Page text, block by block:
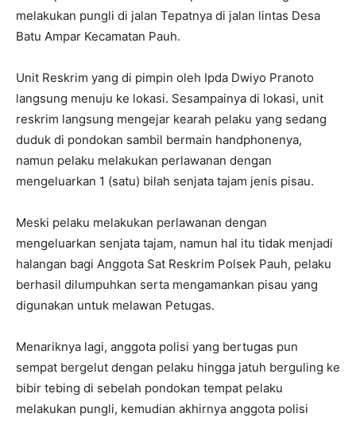
melakukan pungli di jalan Tepatnya di jalan lintas Desa
Batu Ampar Kecamatan Pauh.
Unit Reskrim yang di pimpin oleh Ipda Dwiyo Pranoto
langsung menuju ke lokasi. Sesampainya di lokasi, unit
reskrim langsung mengejar kearah pelaku yang sedang
duduk di pondokan sambil bermain handphonenya,
namun pelaku melakukan perlawanan dengan
mengeluarkan 1 (satu) bilah senjata tajam jenis pisau.
Meski pelaku melakukan perlawanan dengan
mengeluarkan senjata tajam, namun hal itu tidak menjadi
halangan bagi Anggota Sat Reskrim Polsek Pauh, pelaku
berhasil dilumpuhkan serta mengamankan pisau yang
digunakan untuk melawan Petugas.
Menariknya lagi, anggota polisi yang bertugas pun
sempat bergelut dengan pelaku hingga jatuh berguling ke
bibir tebing di sebelah pondokan tempat pelaku
melakukan pungli, kemudian akhirnya anggota polisi